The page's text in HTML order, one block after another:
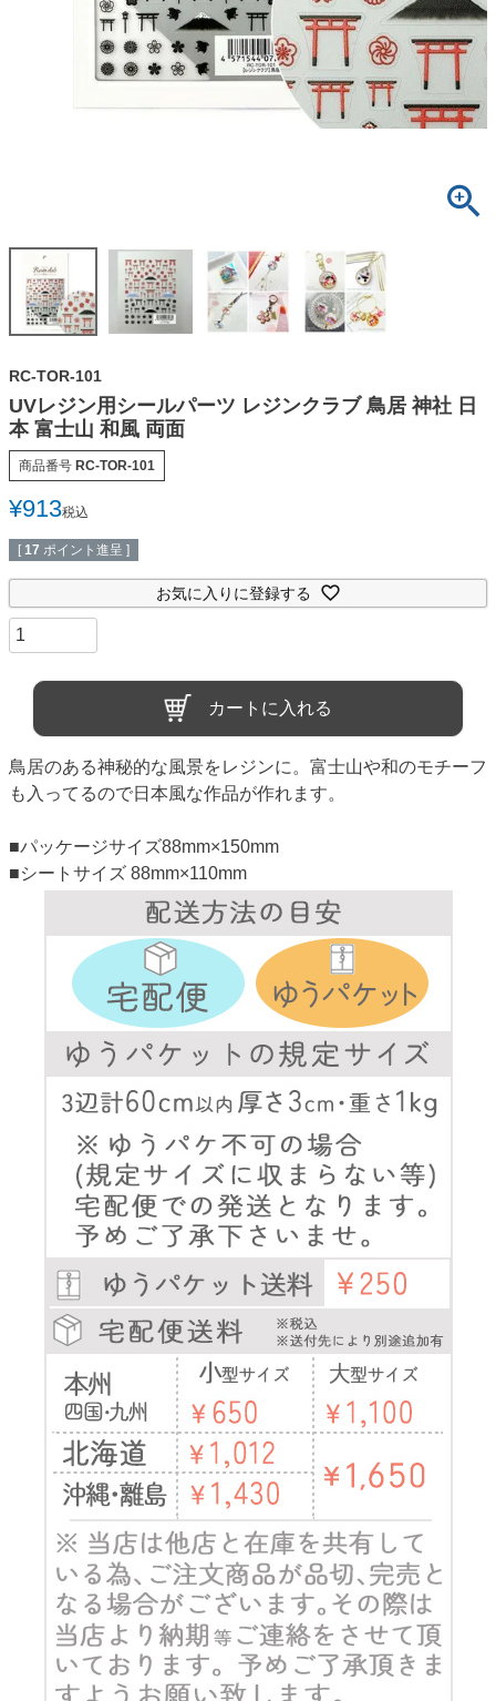
RC-TOR-101
UVレジン用シールパーツ レジンクラブ 鳥居 神社 日
本 富士山 和風 両面
商品番号 RC-TOR-101
¥913税込
[ 17 ポイント進呈 ]
お気に入りに登録する
カートに入れる
鳥居のある神秘的な風景をレジンに。富士山や和のモチーフ
も入ってるので日本風な作品が作れます。
■パッケージサイズ88mm×150mm
■シートサイズ 88mm×110mm